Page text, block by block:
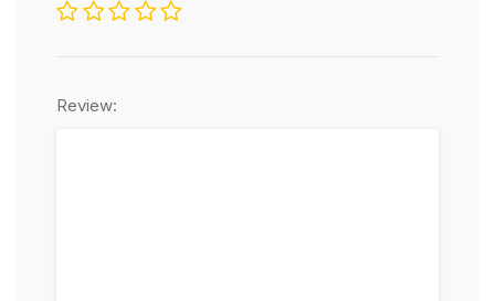
Review: